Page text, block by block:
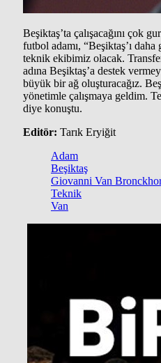
Beşiktaş’ta çalışacağını çok
futbol adamı, “Beşiktaş’ı
teknik ekibimiz olacak.
adına Beşiktaş’a destek
büyük bir ağ oluşturacağız.
yönetimle çalışmaya geldim.
diye konuştu.
Editör: Tarık Eryiğit
Adam
Beşiktaş
Giovanni Van
Teknik
Van